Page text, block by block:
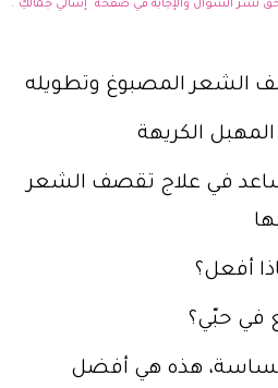
نشر السؤال والإجابة في صفحة "إسألي جمالكِ".
الشعر المصبوغ وتطويله
الكريهة
في علاج تقصف الشعر
أفعل؟
في حبّي؟
هذه هي أفضل